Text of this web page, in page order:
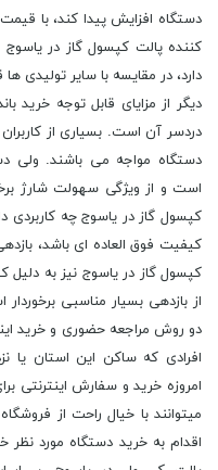
دستگاه افزایش پیدا کند، با
کننده پالت کپسول گاز در
دارد، در مقایسه با سایر تولیدی
دیگر از مزایای قابل توجه خرید
دردسر آن است. بسیاری از
دستگاه مواجه می باشند. ولی
است و از ویژگی سهولت شارژ
کپسول گاز در یاسوج چه کاربردی
کیفیت فوق العاده ای باشد،
کپسول گاز در یاسوج نیز به دلیل
از بازدهی بسیار مناسبی
دو روش مراجعه حضوری و خرید
افرادی که ساکن این استان
امروزه خرید و سفارش اینترنتی
میتوانند با خیال راحت از
اقدام به خرید دستگاه مورد